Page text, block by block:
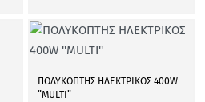
ΠΟΛΥΚΟΠΤΗΣ ΗΛΕΚΤΡΙΚΟΣ 400W
”MULTI”